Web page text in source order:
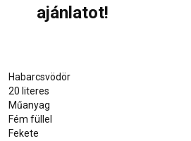
ajánlatot!
Habarcsvödör
20 literes
Műanyag
Fém füllel
Fekete